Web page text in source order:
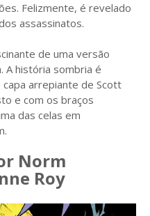
Felizmente, é revelado
assassinatos.
de uma versão
A história sombria é
arrepiante de Scott
e com os braços
das celas em
Norm
Roy